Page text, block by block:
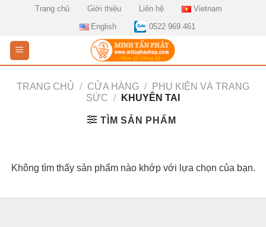
Trang chủ Giới thiệu Liên hệ
Vietnam
English
0522 969 461
TRANG CHỦ / CỬA HÀNG /
PHỤ KIỆN VÀ TRANG
SỨC / KHUYÊN TAI
TÌM SẢN PHẨM
Không tìm thấy sản phẩm nào khớp với lựa chọn của bạn.